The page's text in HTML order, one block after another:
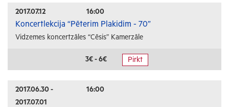
2017.07.12 16:00
Koncertlekcija “Pēterim Plakidim - 70”
Vidzemes koncertzāles “Cēsis” Kamerzāle
3€ - 6€ Pirkt
2017.06.30 -
2017.07.01
16:00